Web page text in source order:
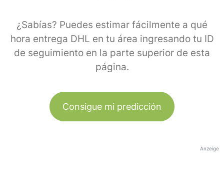
¿Sabías? Puedes estimar fácilmente a qué
hora entrega DHL en tu área ingresando tu ID
de seguimiento en la parte superior de esta
página.
Consigue mi predicción
Anzeige